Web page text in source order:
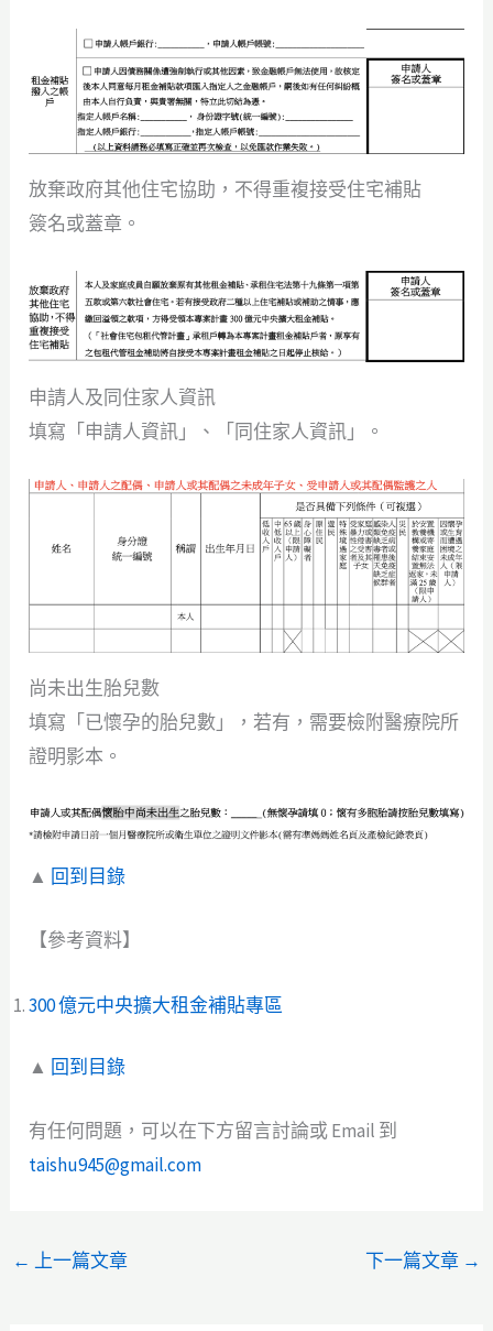
放棄政府其他住宅協助，不得重複接受住宅補貼
簽名或蓋章。
申請人及同住家人資訊
填寫「申請人資訊」、「同住家人資訊」。
尚未出生胎兒數
填寫「已懷孕的胎兒數」，若有，需要檢附醫療院所
證明影本。
▲ 回到目錄
【參考資料】
300 億元中央擴大租金補貼專區
▲ 回到目錄
有任何問題，可以在下方留言討論或 Email 到
taishu945@gmail.com
← 上一篇文章 下一篇文章 →